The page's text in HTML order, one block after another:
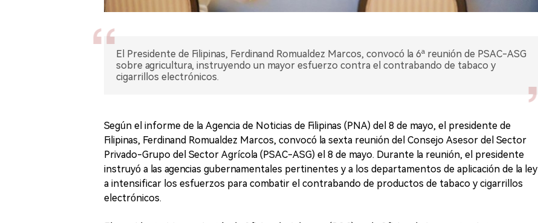
El Presidente de Filipinas, Ferdinand Romualdez Marcos, convocó la 6ª reunión de PSAC-ASG
sobre agricultura, instruyendo un mayor esfuerzo contra el contrabando de tabaco y
cigarrillos electrónicos.
Según el informe de la Agencia de Noticias de Filipinas (PNA) del 8 de mayo, el presidente de
Filipinas, Ferdinand Romualdez Marcos, convocó la sexta reunión del Consejo Asesor del Sector
Privado-Grupo del Sector Agrícola (PSAC-ASG) el 8 de mayo. Durante la reunión, el presidente
instruyó a las agencias gubernamentales pertinentes y a los departamentos de aplicación de la ley
a intensificar los esfuerzos para combatir el contrabando de productos de tabaco y cigarrillos
electrónicos.